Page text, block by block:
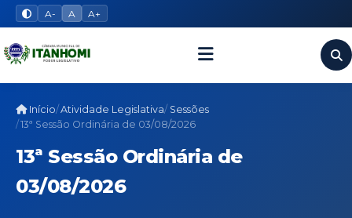
A- A A+
Início Atividade Legislativa Sessões
13ª Sessão Ordinária de 03/08/2026
13ª Sessão Ordinária de
03/08/2026